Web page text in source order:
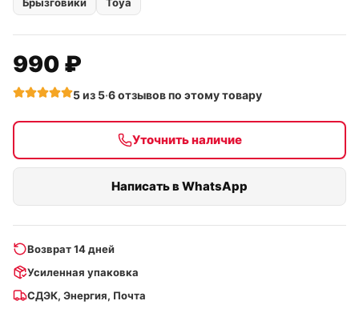
990 ₽
5из 5·6отзывовпо этому товару
Уточнить наличие
Написать в WhatsApp
Возврат 14 дней
Усиленная упаковка
СДЭК, Энергия, Почта